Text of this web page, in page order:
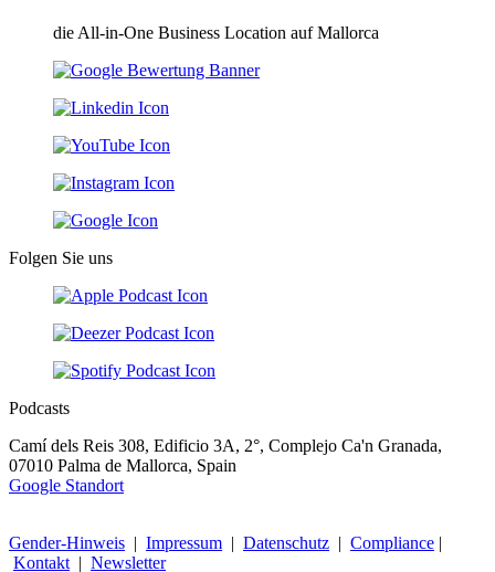
die All-in-One Business Location auf Mallorca
Folgen Sie uns
Podcasts
Camí dels Reis 308, Edificio 3A, 2°, Complejo Ca'n Granada,
07010 Palma de Mallorca, Spain
Google Standort
Gender-Hinweis | Impressum | Datenschutz | Compliance |
Kontakt | Newsletter